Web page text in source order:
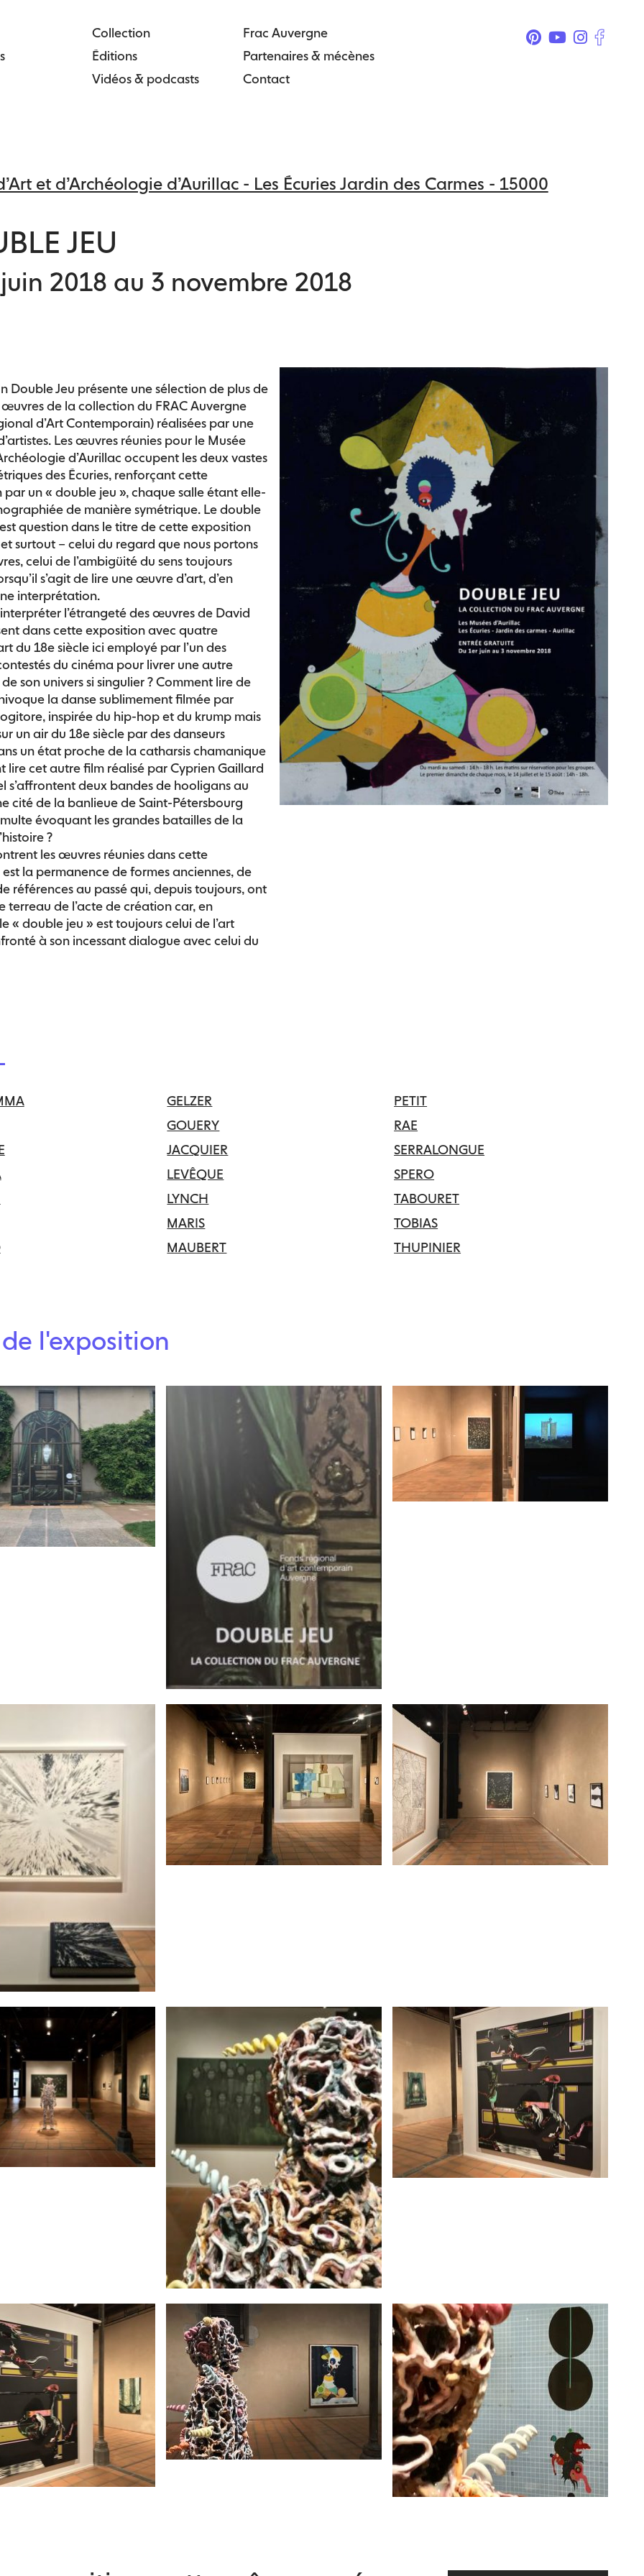
Collection
Éditions
Vidéos & podcasts
Frac Auvergne
Partenaires & mécènes
Contact
et d’Archéologie d’Aurillac - Les Écuries Jardin des Carmes - 15000
JEU
2018 au 3 novembre 2018
Double Jeu présente une sélection de plus de
de la collection du FRAC Auvergne
d’Art Contemporain) réalisées par une
Les œuvres réunies pour le Musée
d’Aurillac occupent les deux vastes
des Écuries, renforçant cette
par un « double jeu », chaque salle étant elle-
de manière symétrique. Le double
question dans le titre de cette exposition
et surtout – celui du regard que nous portons
celui de l’ambigüité du sens toujours
s’agit de lire une œuvre d’art, d’en
interprétation.
l’étrangeté des œuvres de David
dans cette exposition avec quatre
du 18e siècle ici employé par l’un des
du cinéma pour livrer une autre
son univers si singulier ? Comment lire de
la danse sublimement filmée par
inspirée du hip-hop et du krump mais
un air du 18e siècle par des danseurs
un état proche de la catharsis chamanique
lire cet autre film réalisé par Cyprien Gaillard
s’aﬀrontent deux bandes de hooligans au
cité de la banlieue de Saint-Pétersbourg
évoquant les grandes batailles de la
?
les œuvres réunies dans cette
la permanence de formes anciennes, de
références au passé qui, depuis toujours, ont
terreau de l’acte de création car, en
« double jeu » est toujours celui de l’art
à son incessant dialogue avec celui du
GELZER
GOUERY
JACQUIER
LEVÊQUE
LYNCH
MARIS
MAUBERT
PETIT
RAE
SERRALONGUE
SPERO
TABOURET
TOBIAS
THUPINIER
l'exposition